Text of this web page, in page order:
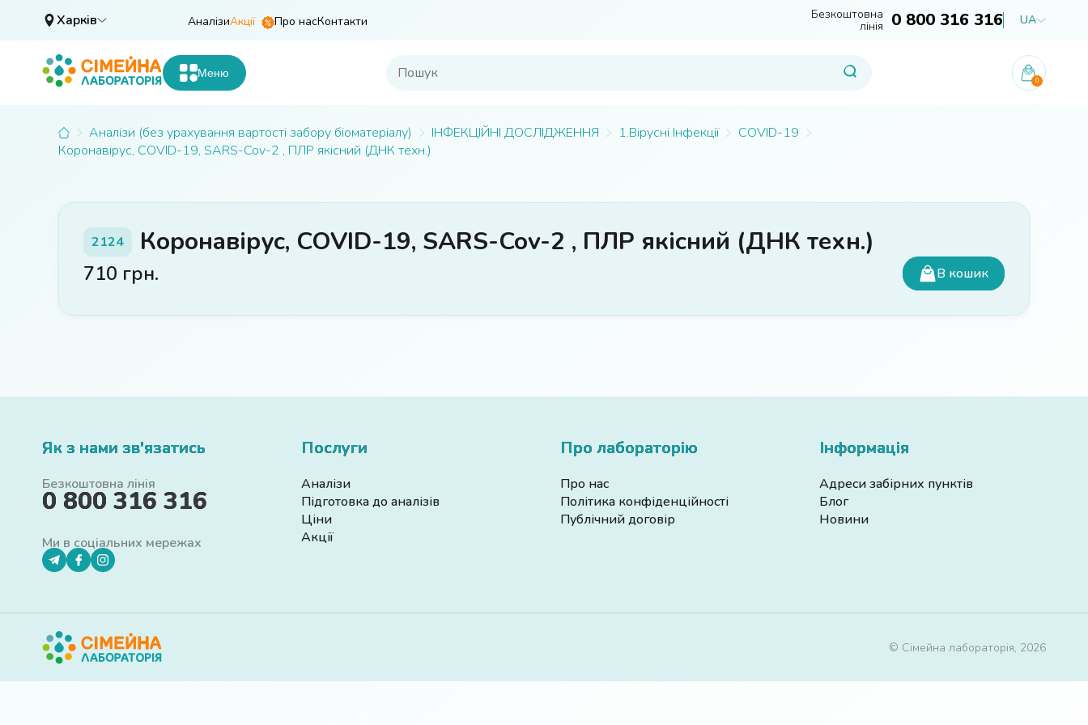
Харків АналізиАкції Про насКонтакти Безкоштовна
лінія 0 800 316 316 UA
Меню
0
Аналізи (без урахування вартості забору біоматеріалу) ІНФЕКЦІЙНІ ДОСЛІДЖЕННЯ 1.Вірусні Інфекції
COVID-19
Коронавірус, COVID-19, SARS-Cov-2 , ПЛР якісний (ДНК техн.)
2124 Коронавірус, COVID-19, SARS-Cov-2 , ПЛР якісний (ДНК техн.)
710 грн. В кошик
Як з нами зв'язатись
Безкоштовна лінія
0 800 316 316
Ми в соціальних мережах
Послуги
Аналізи
Підготовка до аналізів
Ціни
Акції
Про лабораторію
Про нас
Політика конфіденційності
Публічний договір
Інформація
Адреси забірних пунктів
Блог
Новини
© Сімейна лабораторія, 2026